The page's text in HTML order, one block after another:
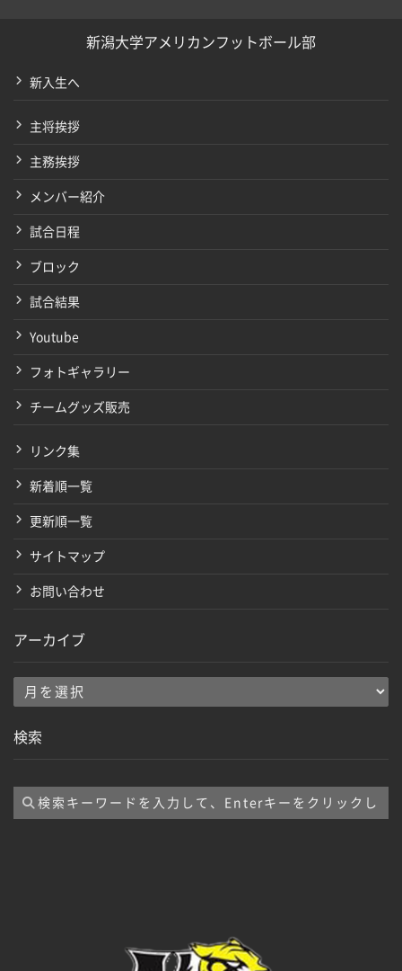
新潟大学アメリカンフットボール部
新入生へ
主将挨拶
主務挨拶
メンバー紹介
試合日程
ブロック
試合結果
Youtube
フォトギャラリー
チームグッズ販売
リンク集
新着順一覧
更新順一覧
サイトマップ
お問い合わせ
アーカイブ
ア
カ
ブ
検索